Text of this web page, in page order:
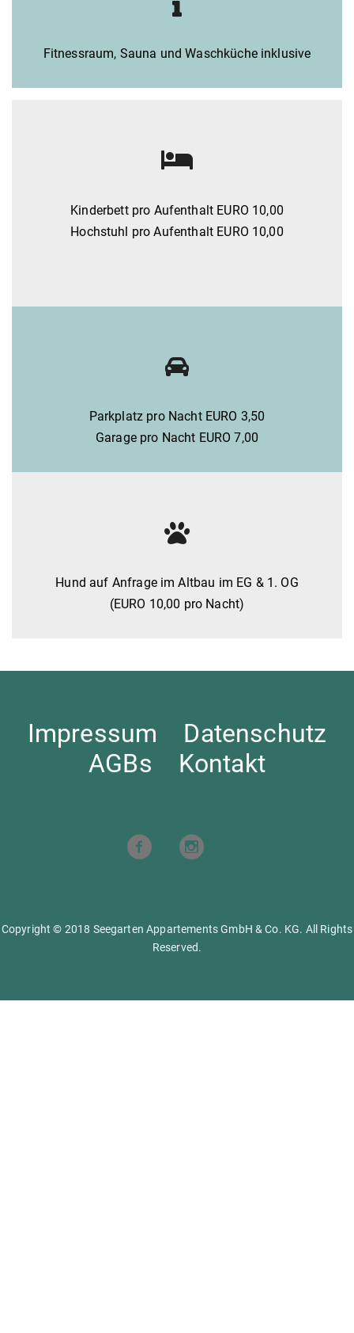
Fitnessraum, Sauna und Waschküche inklusive
Kinderbett pro Aufenthalt EURO 10,00
Hochstuhl pro Aufenthalt EURO 10,00
Parkplatz pro Nacht EURO 3,50
Garage pro Nacht EURO 7,00
Hund auf Anfrage im Altbau im EG & 1. OG
(EURO 10,00 pro Nacht)
Impressum
Datenschutz
AGBs
Kontakt
Copyright © 2018 Seegarten Appartements GmbH & Co. KG. All Rights
Reserved.